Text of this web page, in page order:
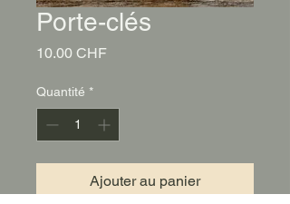
Porte-clés
10.00 CHFPrix
Quantité *
Ajouter au panier